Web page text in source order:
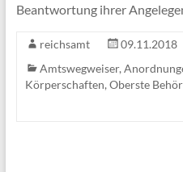
Beantwortung ihrer
reichsamt
09.11.2018
Amtswegweiser,
Körperschaften, Oberste